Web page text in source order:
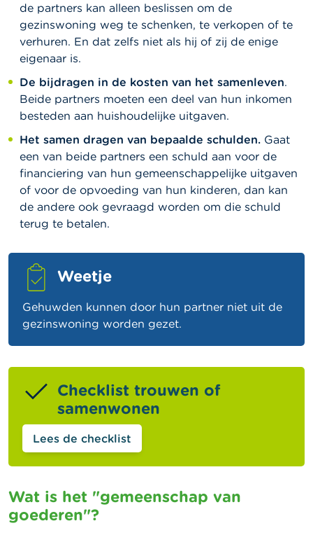
de partners kan alleen beslissen om de
gezinswoning weg te schenken, te verkopen of te
verhuren. En dat zelfs niet als hij of zij de enige
eigenaar is.
De bijdragen in de kosten van het samenleven.
Beide partners moeten een deel van hun inkomen
besteden aan huishoudelijke uitgaven.
Het samen dragen van bepaalde schulden. Gaat
een van beide partners een schuld aan voor de
financiering van hun gemeenschappelijke uitgaven
of voor de opvoeding van hun kinderen, dan kan
de andere ook gevraagd worden om die schuld
terug te betalen.
Weetje
Gehuwden kunnen door hun partner niet uit de
gezinswoning worden gezet.
Checklist trouwen of
samenwonen
Lees de checklist
Wat is het "gemeenschap van
goederen"?